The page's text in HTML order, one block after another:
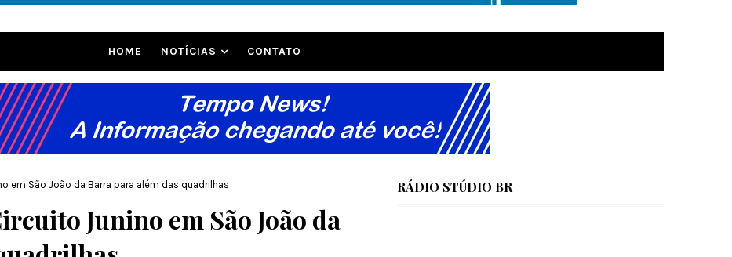
HOME NOTÍCIAS CONTATO
em São João da Barra para além das quadrilhas
Junino em São João da
RÁDIO STÚDIO BR